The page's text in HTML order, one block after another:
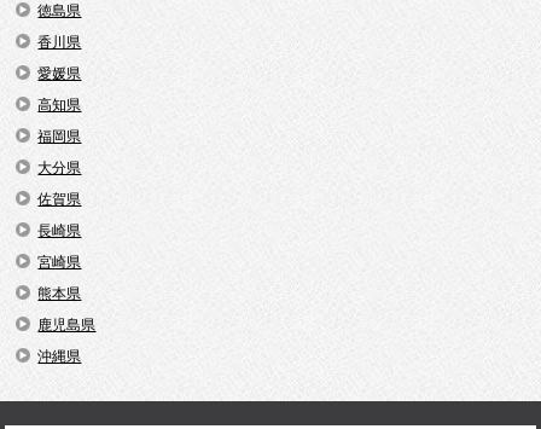
徳島県
香川県
愛媛県
高知県
福岡県
大分県
佐賀県
長崎県
宮崎県
熊本県
鹿児島県
沖縄県